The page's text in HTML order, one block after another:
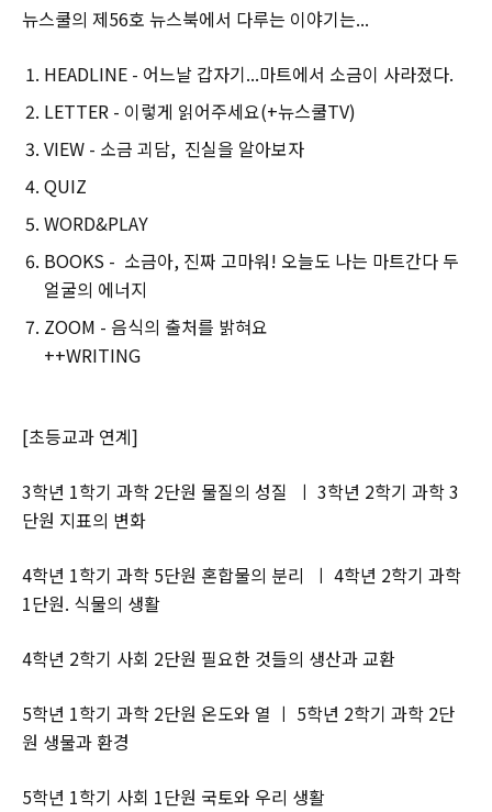
뉴스쿨의 제56호 뉴스북에서 다루는 이야기는...
HEADLINE - 어느날 갑자기...마트에서 소금이 사라졌다.
LETTER - 이렇게 읽어주세요(+뉴스쿨TV)
VIEW - 소금 괴담, 진실을 알아보자
QUIZ
WORD&PLAY
BOOKS - 소금아, 진짜 고마워! 오늘도 나는 마트간다 두
얼굴의 에너지
ZOOM - 음식의 출처를 밝혀요
++WRITING
[초등교과 연계]
3학년 1학기 과학 2단원 물질의 성질 ㅣ 3학년 2학기 과학 3
단원 지표의 변화
4학년 1학기 과학 5단원 혼합물의 분리 ㅣ 4학년 2학기 과학
1단원. 식물의 생활
4학년 2학기 사회 2단원 필요한 것들의 생산과 교환
5학년 1학기 과학 2단원 온도와 열 ㅣ 5학년 2학기 과학 2단
원 생물과 환경
5학년 1학기 사회 1단원 국토와 우리 생활